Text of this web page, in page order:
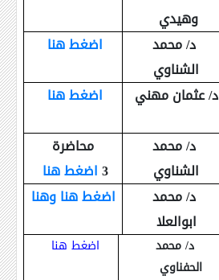
وهيدي
د/ محمد
الشناوي
اضغط هنا
د/ عثمان مهني اضغط هنا
د/ محمد
الشناوي
محاضرة
3اضغط هنا
د/ محمد
ابوالعلا
اضغط هناوهنا
د/ محمد
الحفناوي
اضغط هنا